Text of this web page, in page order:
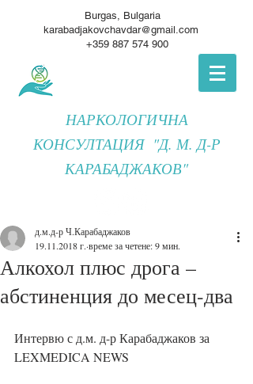
Burgas, Bulgaria
karabadjakovchavdar@gmail.com
+359 887 574 900
НАРКОЛОГИЧНА
КОНСУЛТАЦИЯ "Д. М. Д-Р
КАРАБАДЖАКОВ"
Алкохол плюс дрога –
абстиненция до месец-два
д.м.д-р Ч.Карабаджаков
19.11.2018 г. време за четене: 9 мин.
Интервю с д.м. д-р Карабаджаков за
LEXMEDICA NEWS